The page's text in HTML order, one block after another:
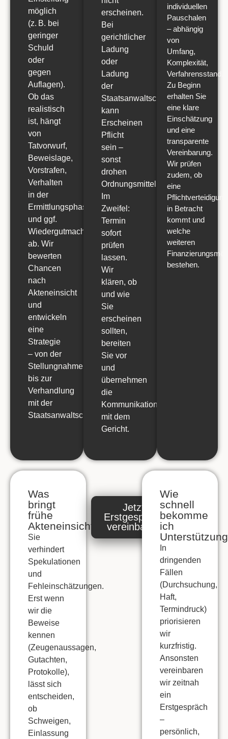
möglich
(z. B. bei
geringer
Schuld
oder
gegen
Auflagen).
Ob das
realistisch
ist, hängt
von
Tatvorwurf,
Beweislage,
Vorstrafen,
Verhalten
in der
Ermittlungsphase
und ggf.
Wiedergutmachung
ab. Wir
bewerten
Chancen
nach
Akteneinsicht
und
entwickeln
eine
Strategie
– von der
Stellungnahme
bis zur
Verhandlung
mit der
Staatsanwaltschaft.
erscheinen.
Bei
gerichtlicher
Ladung
oder
Ladung
der
Staatsanwaltschaft
kann
Erscheinen
Pflicht
sein –
sonst
drohen
Ordnungsmittel.
Im
Zweifel:
Termin
sofort
prüfen
lassen.
Wir
klären, ob
und wie
Sie
erscheinen
sollten,
bereiten
Sie vor
und
übernehmen
die
Kommunikation
mit dem
Gericht.
individuellen
Pauschalen
– abhängig
von
Umfang,
Komplexität,
Verfahrensstand
Zu Beginn
erhalten Sie
eine klare
Einschätzung
und eine
transparente
Vereinbarung.
Wir prüfen
zudem, ob
eine
Pflichtverteidigung
in Betracht
kommt und
welche
weiteren
bestehen.
Was
bringt
frühe
Akteneinsicht?
Sie
verhindert
Spekulationen
und
Fehleinschätzungen.
Erst wenn
wir die
Beweise
kennen
(Zeugenaussagen,
Gutachten,
Protokolle),
lässt sich
entscheiden,
ob
Schweigen,
Einlassung
Jetzt
Erstgespräch
vereinbaren
Wie
schnell
bekomme
ich
In
dringenden
Fällen
(Durchsuchung,
Haft,
Termindruck)
priorisieren
wir
kurzfristig.
Ansonsten
vereinbaren
wir zeitnah
ein
Erstgespräch
–
persönlich,